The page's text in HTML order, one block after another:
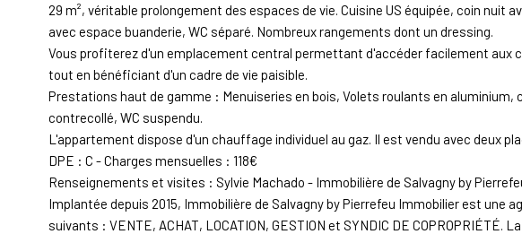
29 m², véritable prolongement des espaces de vie. Cuisine US équipée, coin nuit
avec espace buanderie, WC séparé. Nombreux rangements dont un dressing.
Vous profiterez d'un emplacement central permettant d'accéder facilement aux
tout en bénéficiant d'un cadre de vie paisible.
Prestations haut de gamme : Menuiseries en bois, Volets roulants en aluminium,
contrecollé, WC suspendu.
L'appartement dispose d'un chauffage individuel au gaz. Il est vendu avec deux
DPE : C - Charges mensuelles : 118€
Renseignements et visites : Sylvie Machado - Immobilière de Salvagny by
Implantée depuis 2015, Immobilière de Salvagny by Pierrefeu Immobilier est une
suivants : VENTE, ACHAT, LOCATION, GESTION et SYNDIC DE COPROPRIÉTÉ.